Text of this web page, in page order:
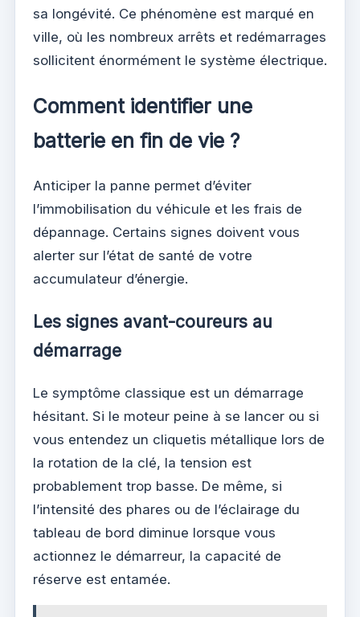
sa longévité. Ce phénomène est marqué en
ville, où les nombreux arrêts et redémarrages
sollicitent énormément le système électrique.
Comment identifier une
batterie en fin de vie ?
Anticiper la panne permet d’éviter
l’immobilisation du véhicule et les frais de
dépannage. Certains signes doivent vous
alerter sur l’état de santé de votre
accumulateur d’énergie.
Les signes avant-coureurs au
démarrage
Le symptôme classique est un démarrage
hésitant. Si le moteur peine à se lancer ou si
vous entendez un cliquetis métallique lors de
la rotation de la clé, la tension est
probablement trop basse. De même, si
l’intensité des phares ou de l’éclairage du
tableau de bord diminue lorsque vous
actionnez le démarreur, la capacité de
réserve est entamée.